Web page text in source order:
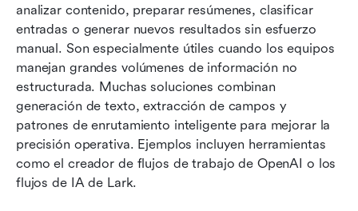
analizar contenido, preparar resúmenes, clasificar
entradas o generar nuevos resultados sin esfuerzo
manual. Son especialmente útiles cuando los equipos
manejan grandes volúmenes de información no
estructurada. Muchas soluciones combinan
generación de texto, extracción de campos y
patrones de enrutamiento inteligente para mejorar la
precisión operativa. Ejemplos incluyen herramientas
como el creador de flujos de trabajo de OpenAI o los
flujos de IA de Lark.